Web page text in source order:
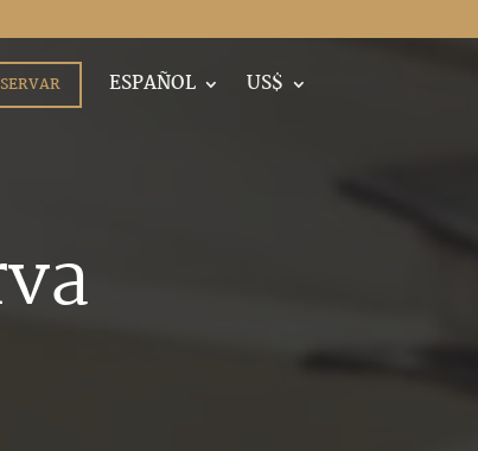
ESPAÑOL US$